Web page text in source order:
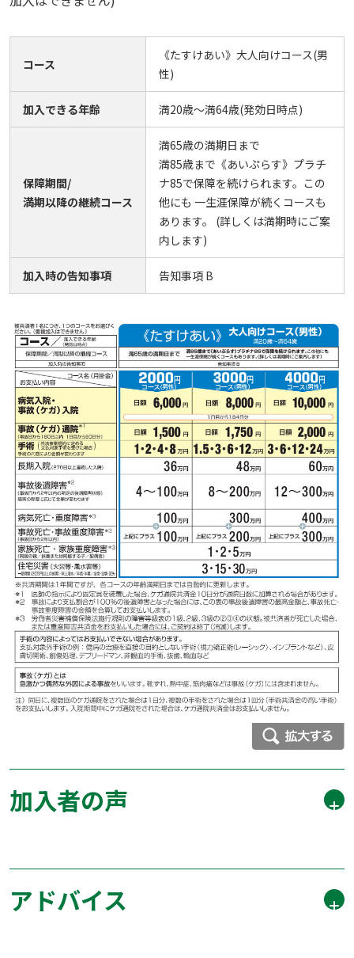
コース
《たすけあい》大人向けコース(男
性)
加入できる年齢 満20歳～満64歳(発効日時点)
保障期間/
満期以降の継続コース
満65歳の満期日まで
満85歳まで《あいぷらす》プラチ
ナ85で保障を続けられます。この
他にも 一生涯保障が続くコースも
あります。 (詳しくは満期時にご案
内します)
加入時の告知事項 告知事項 B
加入者の声
アドバイス